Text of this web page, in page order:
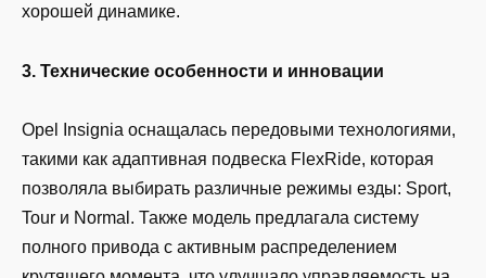
хорошей динамике.
3. Технические особенности и инновации
Opel Insignia оснащалась передовыми технологиями,
такими как адаптивная подвеска FlexRide, которая
позволяла выбирать различные режимы езды: Sport,
Tour и Normal. Также модель предлагала систему
полного привода с активным распределением